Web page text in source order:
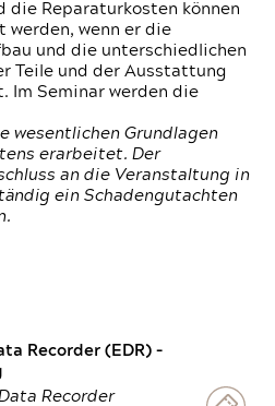
die Reparaturkosten können
werden, wenn er die
und die unterschiedlichen
Teile und der Ausstattung
Im Seminar werden die
wesentlichen Grundlagen
erarbeitet. Der
an die Veranstaltung in
ein Schadengutachten
Recorder (EDR) –
Recorder